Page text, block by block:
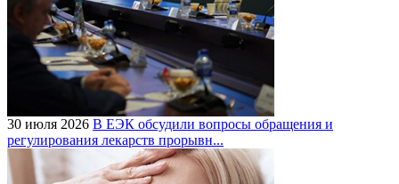
30 июля 2026 В ЕЭК обсудили вопросы обращения и
регулирования лекарств прорывн...